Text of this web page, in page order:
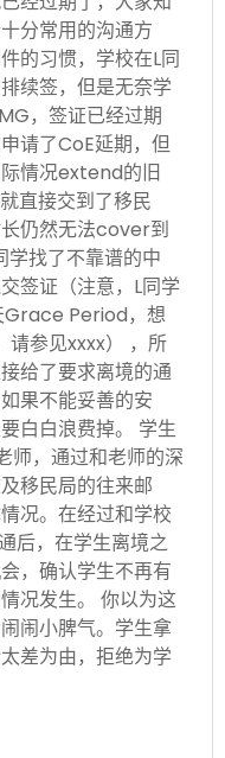
分常用的沟通方
的习惯，学校在L同
续签，但是无奈学
，签证已经过期
请了CoE延期，但
情况extend的旧
直接交到了移民
仍然无法cover到
学找了不靠谱的中
签证（注意，L同学
Grace Period，想
参见xxxx） ，所
给了要求离境的通
果不能妥善的安
白白浪费掉。 学生
师，通过和老师的深
移民局的往来邮
况。在经过和学校
，在学生离境之
，确认学生不再有
况发生。 你以为这
闹小脾气。学生拿
差为由，拒绝为学